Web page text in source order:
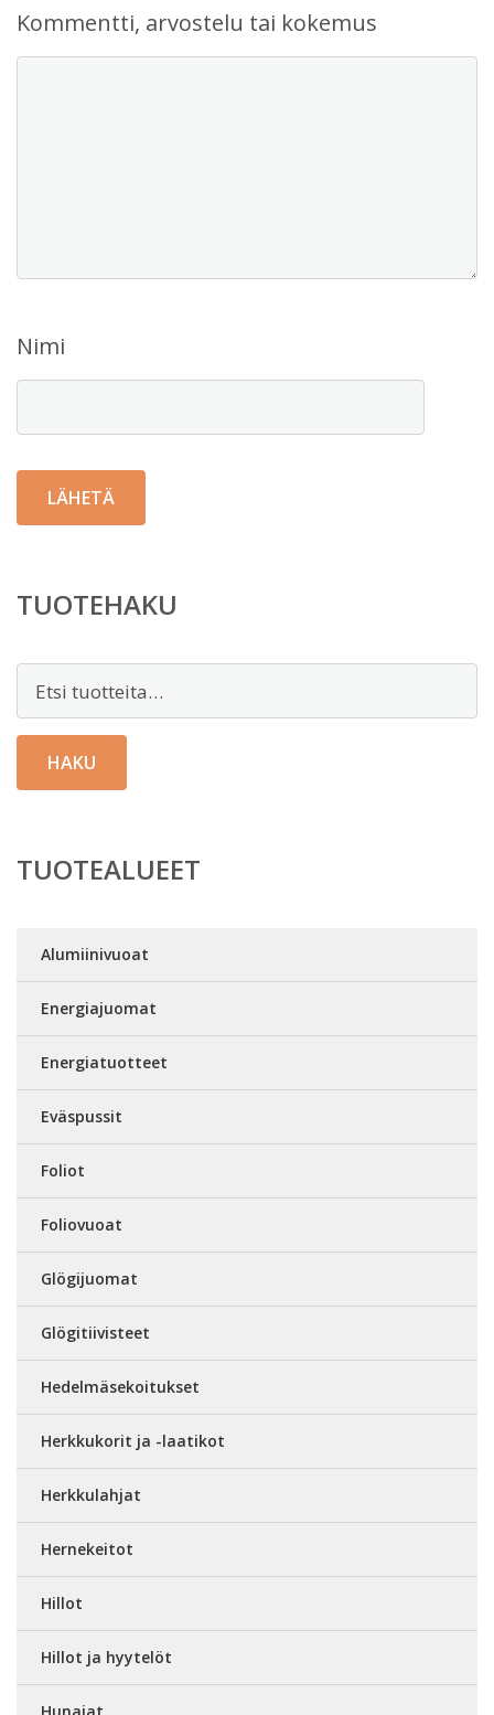
Kommentti, arvostelu tai kokemus
Nimi
TUOTEHAKU
HAKU
TUOTEALUEET
Alumiinivuoat
Energiajuomat
Energiatuotteet
Eväspussit
Foliot
Foliovuoat
Glögijuomat
Glögitiivisteet
Hedelmäsekoitukset
Herkkukorit ja -laatikot
Herkkulahjat
Hernekeitot
Hillot
Hillot ja hyytelöt